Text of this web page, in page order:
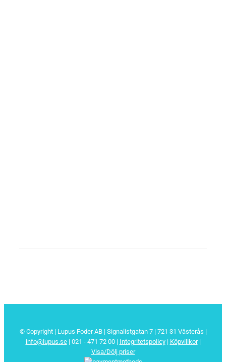
© Copyright | Lupus Foder AB | Signalistgatan 7 | 721 31 Västerås |
info@lupus.se| 021 - 471 72 00 | Integritetspolicy| Köpvillkor|
Visa/Dölj priser